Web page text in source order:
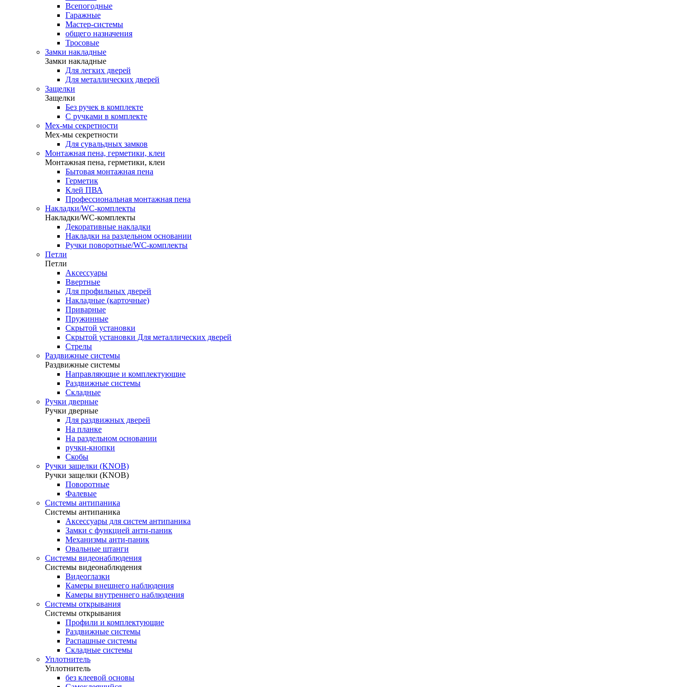
Всепогодные
Гаражные
Мастер-системы
общего назначения
Тросовые
Замки накладные
Замки накладные
Для легких дверей
Для металлических дверей
Защелки
Защелки
Без ручек в комплекте
С ручками в комплекте
Мех-мы секретности
Мех-мы секретности
Для сувальдных замков
Монтажная пена, герметики, клеи
Монтажная пена, герметики, клеи
Бытовая монтажная пена
Герметик
Клей ПВА
Профессиональная монтажная пена
Накладки/WC-комплекты
Накладки/WC-комплекты
Декоративные накладки
Накладки на раздельном основании
Ручки поворотные/WC-комплекты
Петли
Петли
Аксессуары
Ввертные
Для профильных дверей
Накладные (карточные)
Приварные
Пружинные
Скрытой установки
Скрытой установки Для металлических дверей
Стрелы
Раздвижные системы
Раздвижные системы
Направляющие и комплектующие
Раздвижные системы
Складные
Ручки дверные
Ручки дверные
Для раздвижных дверей
На планке
На раздельном основании
ручки-кнопки
Скобы
Ручки защелки (KNOB)
Ручки защелки (KNOB)
Поворотные
Фалевые
Системы антипаника
Системы антипаника
Аксессуары для систем антипаника
Замки с функцией анти-паник
Механизмы анти-паник
Овальные штанги
Системы видеонаблюдения
Системы видеонаблюдения
Видеоглазки
Камеры внешнего наблюдения
Камеры внутреннего наблюдения
Системы открывания
Системы открывания
Профили и комплектующие
Раздвижные системы
Распашные системы
Складные системы
Уплотнитель
Уплотнитель
без клеевой основы